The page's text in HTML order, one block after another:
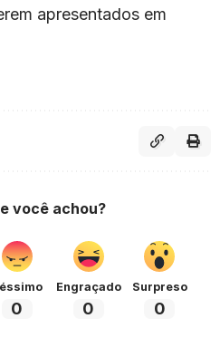
apresentados em
você achou?
0
Engraçado
0
Surpreso
0